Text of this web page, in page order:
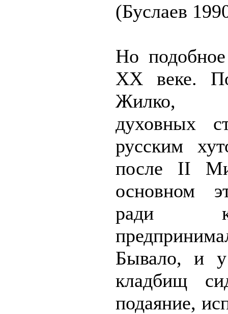
(Буслаев
Но
XX веке.
Жилко,
духовных
русским
после II
основном
ради
Бывало, и у
кладбищ
подаяние,